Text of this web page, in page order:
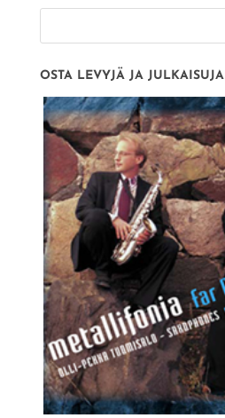
OSTA LEVYJÄ JA JULKAISUJA